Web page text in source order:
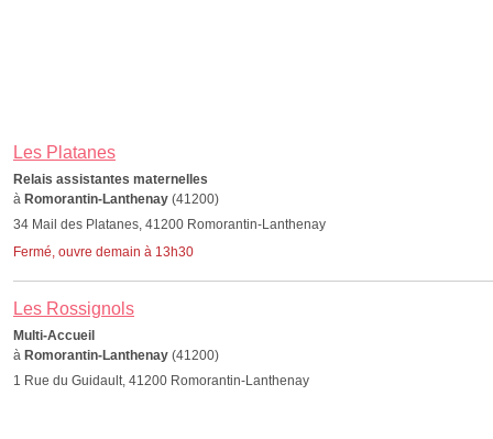
Les Platanes
Relais assistantes maternelles
à Romorantin-Lanthenay (41200)
34 Mail des Platanes, 41200 Romorantin-Lanthenay
Fermé, ouvre demain à 13h30
Les Rossignols
Multi-Accueil
à Romorantin-Lanthenay (41200)
1 Rue du Guidault, 41200 Romorantin-Lanthenay